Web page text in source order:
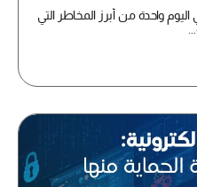
واحدة من أبرز المخاطر التي